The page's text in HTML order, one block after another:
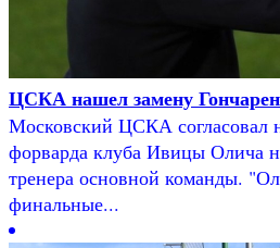
ЦСКА нашел замену
Московский ЦСКА согласовал
форварда клуба Ивицы Олича
тренера основной команды.
финальные...